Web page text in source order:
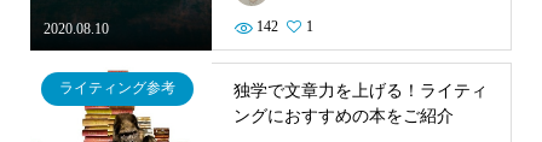
2020.08.10 142 1
ライティング参考
独学で文章力を上げる！ライティ
ングにおすすめの本をご紹介